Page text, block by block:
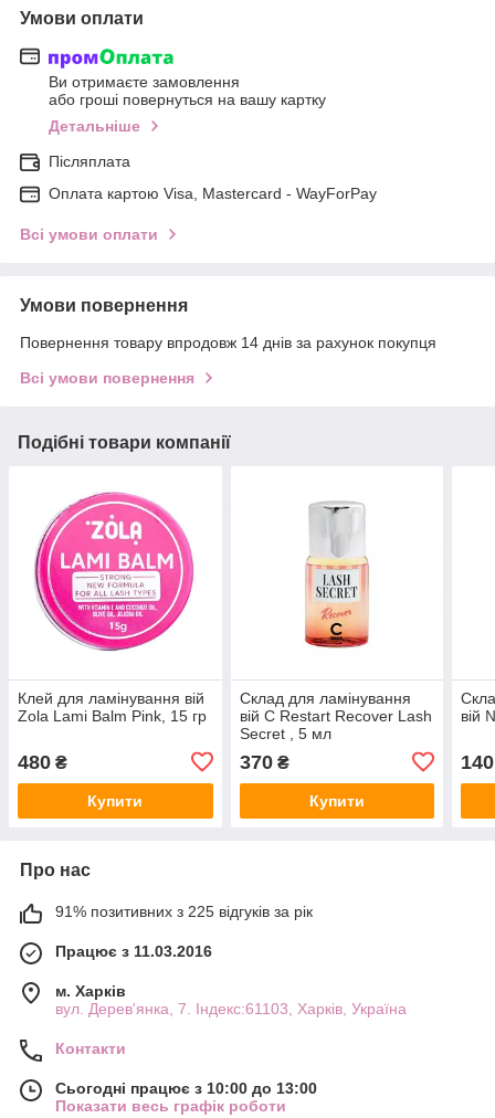
Умови оплати
Ви отримаєте замовлення
або гроші повернуться на вашу картку
Детальніше
Післяплата
Оплата картою Visa, Mastercard - WayForPay
Всі умови оплати
Умови повернення
Повернення товару впродовж 14 днів за рахунок покупця
Всі умови повернення
Подібні товари компанії
Клей для ламінування вій
Zola Lami Balm Pink, 15 гр
480 ₴
Купити
Склад для ламінування
вій C Restart Recover Lash
Secret , 5 мл
370₴
Купити
вій
140
Про нас
91% позитивних з 225 відгуків за рік
Працює з 11.03.2016
м. Харків
вул. Дерев'янка, 7. Індекс:61103, Харків, Україна
Контакти
Сьогодні працює з 10:00 до 13:00
Показати весь графік роботи